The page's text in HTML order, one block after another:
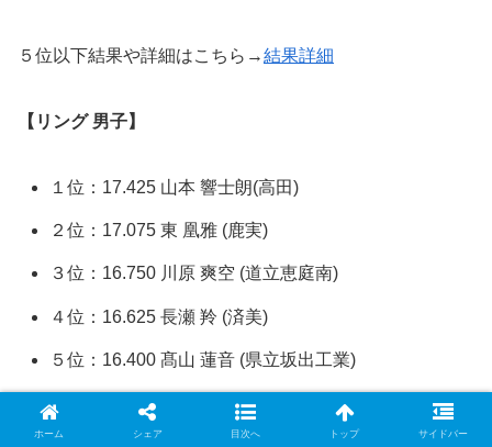
５位以下結果や詳細はこちら→結果詳細
【リング 男子】
１位：17.425 山本 響士朗(高田)
２位：17.075 東 凰雅 (鹿実)
３位：16.750 川原 爽空 (道立恵庭南)
４位：16.625 長瀬 羚 (済美)
５位：16.400 髙山 蓮音 (県立坂出工業)
５位以下結果や詳細はこちら→ 結果詳細
ホーム シェア 目次へ トップ サイドバー